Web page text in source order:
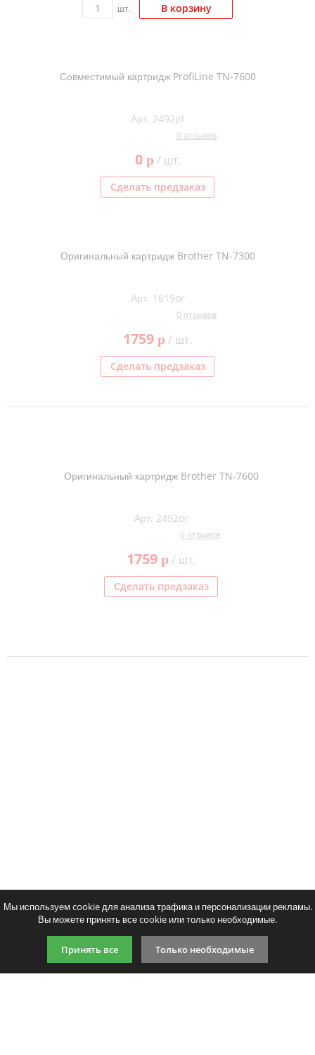
Для франкировальной машины
шт. В корзину
Совместимый картридж ProfiLine TN-7600
Арт. 2492pl
0 отзывов
0 p/ шт.
Сделать предзаказ
Оригинальный картридж Brother TN-7300
Арт. 1619or
0 отзывов
1759 p/ шт.
Сделать предзаказ
Оригинальный картридж Brother TN-7600
Арт. 2492or
0 отзывов
1759 p/ шт.
Сделать предзаказ
Мы используем cookie для анализа трафика и персонализации рекламы.
Вы можете принять все cookie или только необходимые.
Принять все Только необходимые